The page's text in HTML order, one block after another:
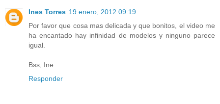
Ines Torres 19 enero, 2012 09:19
Por favor que cosa mas delicada y que bonitos, el video me
ha encantado hay infinidad de modelos y ninguno parece
igual.
Bss, Ine
Responder